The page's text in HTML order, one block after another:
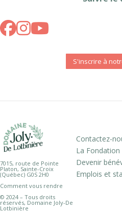
S'inscrire à
7015, route de Pointe
Platon, Sainte-Croix
(Québec) G0S 2H0
Comment vous rendre
© 2024 – Tous droits
réservés, Domaine Joly-De
Lotbinière
Contactez-
La Fondation
Devenir
Emplois et